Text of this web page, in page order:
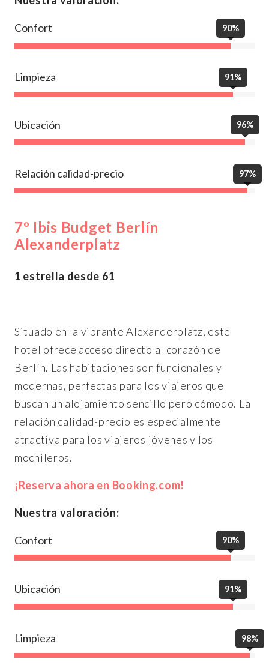
Confort 90%
Limpieza 91%
Ubicación 96%
Relación calidad-precio 97%
7º Ibis Budget Berlín
Alexanderplatz
1 estrella desde 61
Situado en la vibrante Alexanderplatz, este
hotel ofrece acceso directo al corazón de
Berlín. Las habitaciones son funcionales y
modernas, perfectas para los viajeros que
buscan un alojamiento sencillo pero cómodo. La
relación calidad-precio es especialmente
atractiva para los viajeros jóvenes y los
mochileros.
¡Reserva ahora en Booking.com!
Nuestra valoración:
Confort 90%
Ubicación 91%
Limpieza 98%